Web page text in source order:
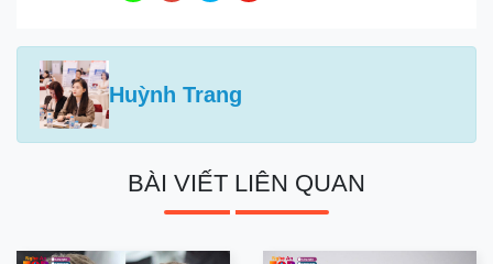
Huỳnh Trang
BÀI VIẾT LIÊN QUAN